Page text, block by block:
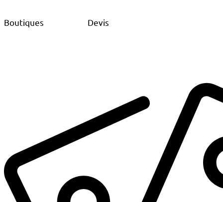
Boutiques Devis